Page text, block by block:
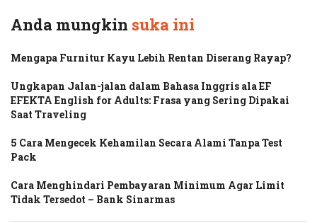
Anda mungkin suka ini
Mengapa Furnitur Kayu Lebih Rentan Diserang Rayap?
Ungkapan Jalan-jalan dalam Bahasa Inggris ala EF
EFEKTA English for Adults: Frasa yang Sering Dipakai
Saat Traveling
5 Cara Mengecek Kehamilan Secara Alami Tanpa Test
Pack
Cara Menghindari Pembayaran Minimum Agar Limit
Tidak Tersedot – Bank Sinarmas